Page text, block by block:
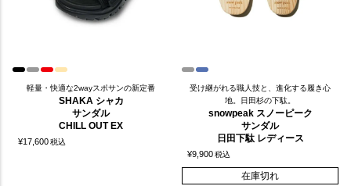
軽量・快適な2wayスポサンの新定番
SHAKA シャカ
サンダル
CHILL OUT EX
¥17,600税込
受け継がれる職人技と、進化する履き心
地。日田杉の下駄。
snowpeak スノーピーク
サンダル
日田下駄 レディース
¥9,900税込
在庫切れ